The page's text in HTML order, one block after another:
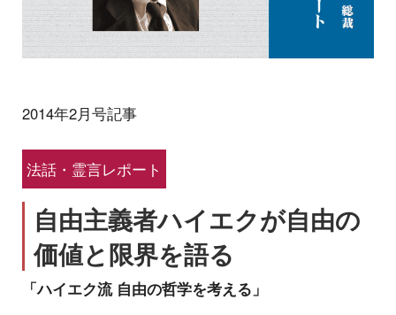
2014年2月号記事
法話・霊言レポート
自由主義者ハイエクが自由の
価値と限界を語る
「ハイエク流 自由の哲学を考える」